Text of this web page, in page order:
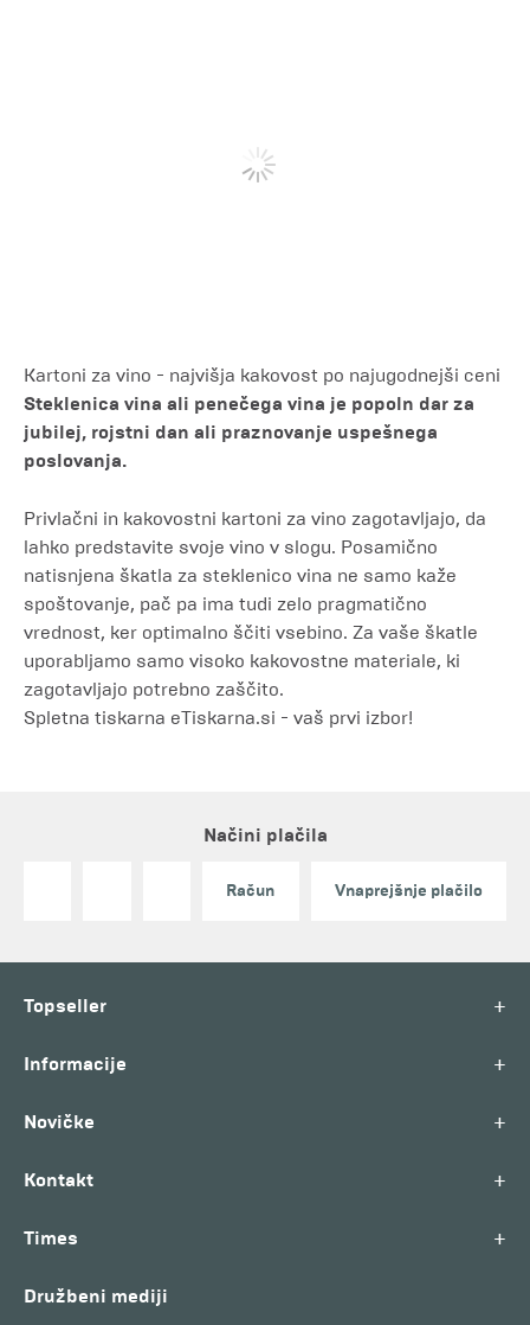
Kartoni za vino - najvišja kakovost po najugodnejši ceni
Steklenica vina ali penečega vina je popoln dar za
jubilej, rojstni dan ali praznovanje uspešnega
poslovanja.
Privlačni in kakovostni kartoni za vino zagotavljajo, da
lahko predstavite svoje vino v slogu. Posamično
natisnjena škatla za steklenico vina ne samo kaže
spoštovanje, pač pa ima tudi zelo pragmatično
vrednost, ker optimalno ščiti vsebino. Za vaše škatle
uporabljamo samo visoko kakovostne materiale, ki
zagotavljajo potrebno zaščito.
Spletna tiskarna eTiskarna.si - vaš prvi izbor!
Načini plačila
Račun Vnaprejšnje plačilo
Topseller +
Informacije +
Novičke +
Kontakt +
Times +
Družbeni mediji